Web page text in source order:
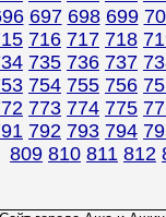
697 698 699
716 717 718
735 736 737
754 755 756
773 774 775
792 793 794
809 810 811 812